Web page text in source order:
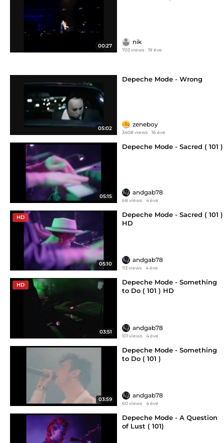
00:27
nik
703 views 19 éve
05:02
Depeche Mode - Wrong
zeneboy
3408 views 16 éve
05:15
Depeche Mode - Sacred ( 101 )
andgab78
68 views 4 éve
HD
05:10
Depeche Mode - Sacred ( 101 )
HD
andgab78
113 views 4 éve
HD
03:51
Depeche Mode - Something
to Do ( 101 ) HD
andgab78
101 views 4 éve
03:59
Depeche Mode - Something
to Do ( 101 )
andgab78
60 views 4 éve
Depeche Mode - A Question
of Lust ( 101)